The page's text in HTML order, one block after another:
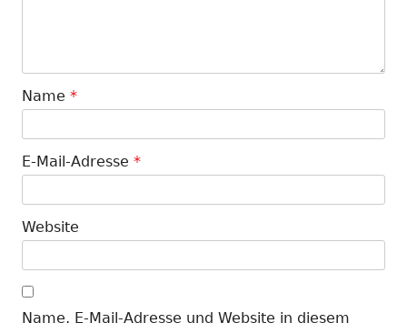
Name *
E-Mail-Adresse *
Website
Name, E-Mail-Adresse und Website in diesem